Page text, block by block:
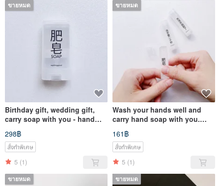
ขายหมด
Birthday gift, wedding gift,
carry soap with you - hand
298฿
สั่งทำพิเศษ
5 (1)
ขายหมด
Wash your hands well and
carry hand soap with you.
small reminders | Christmas
161฿
สั่งทำพิเศษ
5 (1)
ขายหมด ขายหมด